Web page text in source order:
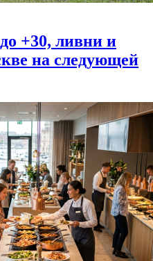
+30, ливни и
на следующей